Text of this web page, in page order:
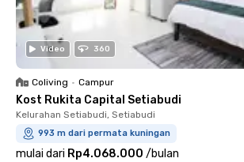
Video 360
Coliving • Campur
Kost Rukita Capital Setiabudi
Kelurahan Setiabudi, Setiabudi
993 m dari permata kuningan
mulai dari Rp4.068.000 /bulan